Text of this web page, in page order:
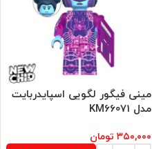
مینی فیگور لگویی اسپایدربایت
مدل KM66071
۳۵۰,۰۰۰ تومان